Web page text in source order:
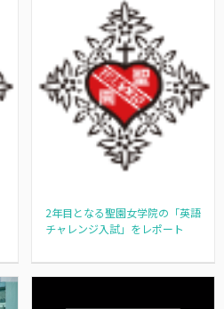
2年目となる聖園女学院の「英語
チャレンジ入試」をレポート